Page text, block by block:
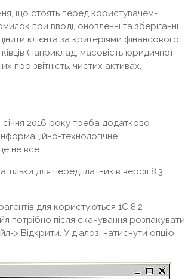
що стоять перед користувачем-
при вводі, оновленні та зберіганні
клієнта за критеріями фінансового
(наприклад, масовість юридичної
про звітність, чистих активах,
2016 року треба додатково
технологічне
не все.
для передплатників версії 8.3.
для користуються 1С 8.2
після скачування розпакувати
> Відкрити. У діалозі натиснути опцію